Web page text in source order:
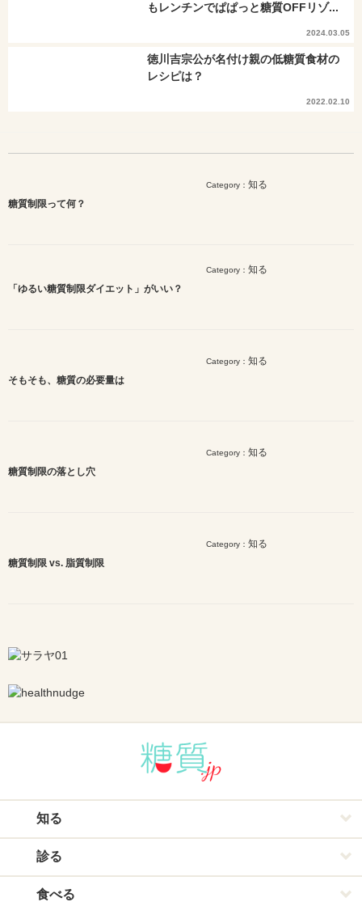
もレンチンでぱぱっと糖質OFFリゾ...
2024.03.05
徳川吉宗公が名付け親の低糖質食材の
レシピは？
2022.02.10
Category： 知る
糖質制限って何？
Category： 知る
「ゆるい糖質制限ダイエット」がいい？
Category： 知る
そもそも、糖質の必要量は
Category： 知る
糖質制限の落とし穴
Category： 知る
糖質制限 vs. 脂質制限
知る
診る
食べる